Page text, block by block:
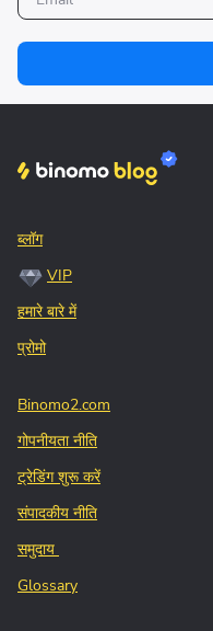
ब्लॉग
VIP
हमारे बारे में
प्रोमो
Binomo2.com
गोपनीयता नीति
ट्रेडिंग शुरू करें
संपादकीय नीति
समुदाय
Glossary